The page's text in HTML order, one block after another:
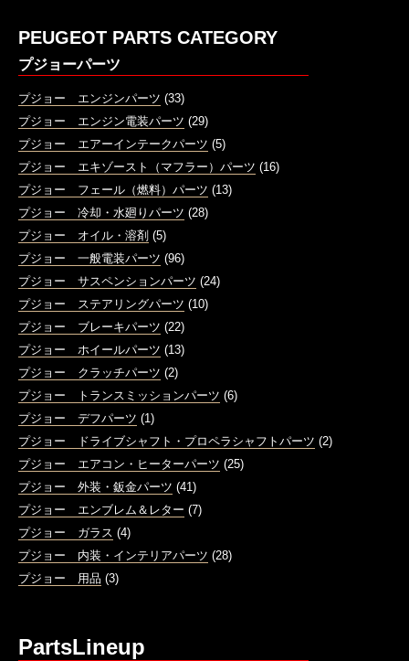
PEUGEOT PARTS CATEGORY
プジョーパーツ
プジョー エンジンパーツ (33)
プジョー エンジン電装パーツ (29)
プジョー エアーインテークパーツ (5)
プジョー エキゾースト（マフラー）パーツ (16)
プジョー フェール（燃料）パーツ (13)
プジョー 冷却・水廻りパーツ (28)
プジョー オイル・溶剤 (5)
プジョー 一般電装パーツ (96)
プジョー サスペンションパーツ (24)
プジョー ステアリングパーツ (10)
プジョー ブレーキパーツ (22)
プジョー ホイールパーツ (13)
プジョー クラッチパーツ (2)
プジョー トランスミッションパーツ (6)
プジョー デフパーツ (1)
プジョー ドライブシャフト・プロペラシャフトパーツ (2)
プジョー エアコン・ヒーターパーツ (25)
プジョー 外装・鈑金パーツ (41)
プジョー エンブレム＆レター (7)
プジョー ガラス (4)
プジョー 内装・インテリアパーツ (28)
プジョー 用品 (3)
PartsLineup